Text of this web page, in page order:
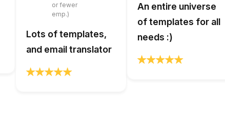
or fewer
emp.)
Lots of templates,
and email translator
An entire universe
of templates for all
needs :)